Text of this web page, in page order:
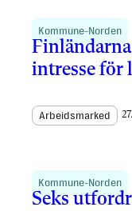
Kommune-Norden
intresse för
Arbeidsmarked
Kommune-Norden
Seks